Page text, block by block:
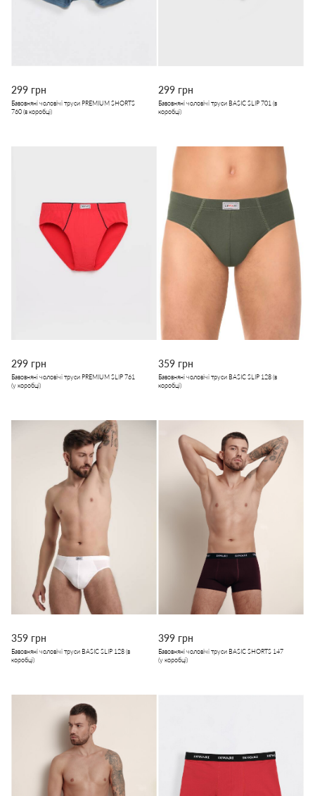
299 грн
Бавовняні чоловічі труси PREMIUM SHORTS
760 (в коробці)
299 грн
Бавовняні чоловічі труси BASIC SLIP 701 (в
коробці)
299 грн
Бавовняні чоловічі труси PREMIUM SLIP 761
(у коробці)
359 грн
Бавовняні чоловічі труси BASIC SLIP 128 (в
коробці)
359 грн
Бавовняні чоловічі труси BASIC SLIP 128 (в
коробці)
399 грн
Бавовняні чоловічі труси BASIC SHORTS 147
(у коробці)